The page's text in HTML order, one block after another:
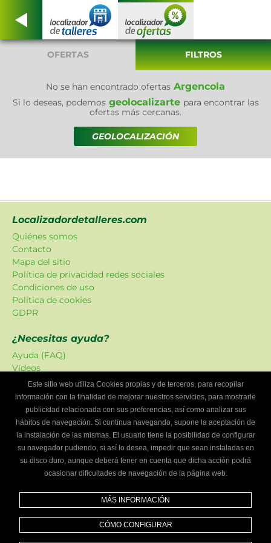
OFERTAS FILTROS
No se han encontrado ofertas Argencola
Si lo deseas, podemosgeolocalizarte para encontrar las
ofertas más cercanas.
GEOLOCALIZACIÓN
Localizadordetalleres.com
Quiénes somos
Contacto
Mapa del sitio
Política de privacidad redes sociales
Condiciones de uso
Política de cookies
GDPR
¿Necesitas ayuda?
Ayuda (FAQ)
Vídeos
Atención al cliente
Oferta Localizadordetalleres
Las promociones han sido creadas en exclusiva para
nuestra plataforma.
¿Eres un taller mecánico?
Escríbenos y te informaremos cómo formar parte de
Este sitio web utiliza Cookies propias y de terceros, para recopilar
información con la finalidad de mejorar nuestros servicios, para mostrarle
publicidad relacionada con sus preferencias, así como analizar sus
hábitos de navegación. Si continua navegando, supone la aceptación de
la instalación de las mismas. El usuario tiene la posibilidad de configurar
su navegador pudiendo, si así lo desea, impedir que sean instaladas en
su disco duro, aunque deberá tener en cuenta que dicha acción podrá
ocasionar dificultades de navegación de la página web.
MÁS INFORMACIÓN
CÓMO CONFIGURAR